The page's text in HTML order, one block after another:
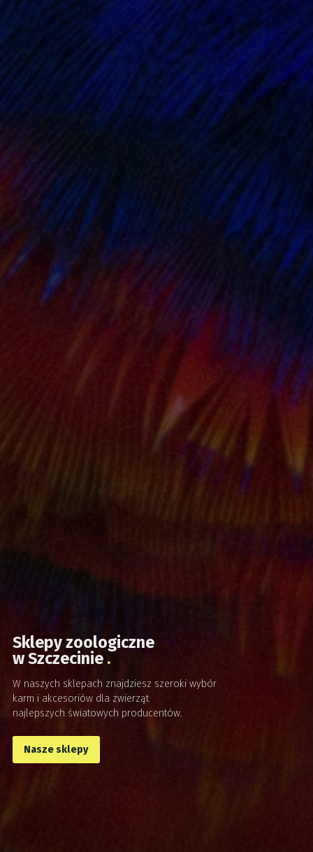
Sklepy zoologiczne
w Szczecinie
W naszych sklepach znajdziesz szeroki wybór
karm i akcesoriów dla zwierząt
najlepszych światowych producentów.
Nasze sklepy